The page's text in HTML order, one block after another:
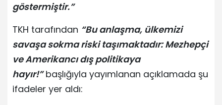
göstermiştir.”
TKH tarafından “Bu anlaşma, ülkemizi
savaşa sokma riski taşımaktadır: Mezhepçi
ve Amerikancı dış politikaya
hayır!”başlığıyla yayımlanan açıklamada şu
ifadeler yer aldı: